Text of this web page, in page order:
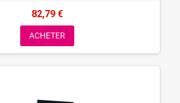
82,79 €
ACHETER